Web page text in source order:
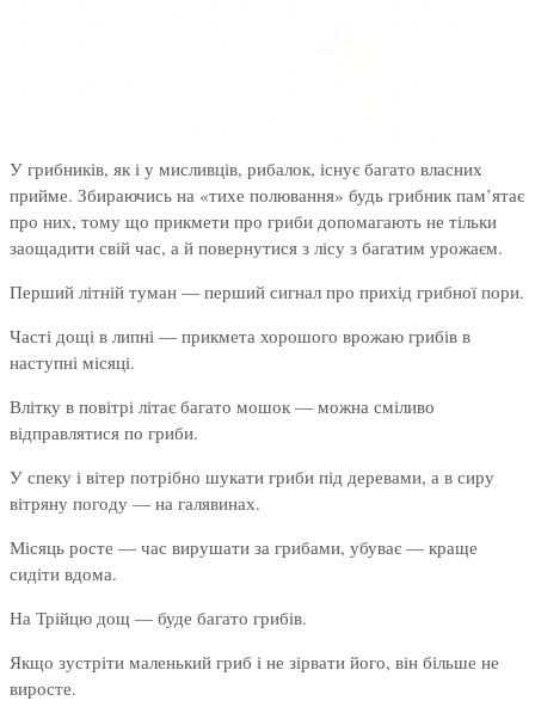
У грибників, як і у мисливців, рибалок, існує багато власних
прийме. Збираючись на «тихе полювання» будь грибник пам’ятає
про них, тому що прикмети про гриби допомагають не тільки
заощадити свій час, а й повернутися з лісу з багатим урожаєм.
Перший літній туман — перший сигнал про прихід грибної пори.
Часті дощі в липні — прикмета хорошого врожаю грибів в
наступні місяці.
Влітку в повітрі літає багато мошок — можна сміливо
відправлятися по гриби.
У спеку і вітер потрібно шукати гриби під деревами, а в сиру
вітряну погоду — на галявинах.
Місяць росте — час вирушати за грибами, убуває — краще
сидіти вдома.
На Трійцю дощ — буде багато грибів.
Якщо зустріти маленький гриб і не зірвати його, він більше не
виросте.